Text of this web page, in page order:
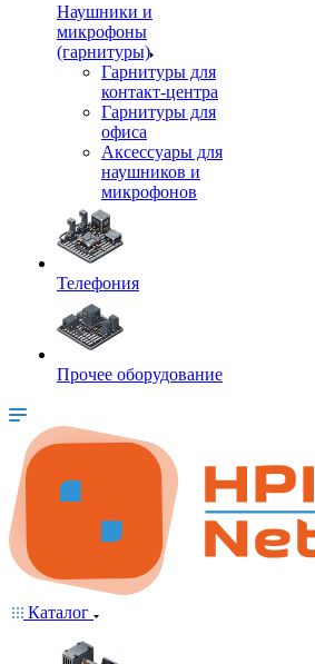
Наушники и
микрофоны
(гарнитуры)
Гарнитуры для
контакт-центра
Гарнитуры для
офиса
Аксессуары для
наушников и
микрофонов
Телефония
Прочее оборудование
Каталог